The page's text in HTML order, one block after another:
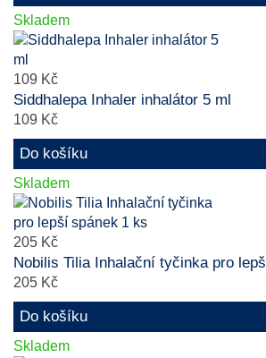
Skladem
109 Kč
Siddhalepa Inhaler inhalátor 5 ml
109 Kč
Do košíku
Skladem
205 Kč
Nobilis Tilia Inhalační tyčinka pro
205 Kč
Do košíku
Skladem